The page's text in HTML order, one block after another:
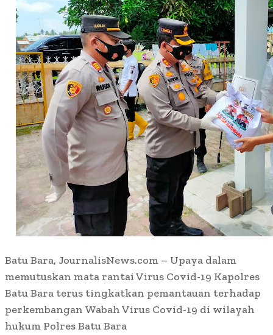
Batu Bara, JournalisNews.com – Upaya dalam
memutuskan mata rantai Virus Covid-19 Kapolres
Batu Bara terus tingkatkan pemantauan terhadap
perkembangan Wabah Virus Covid-19 di wilayah
hukum Polres Batu Bara